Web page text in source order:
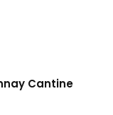
Cantine